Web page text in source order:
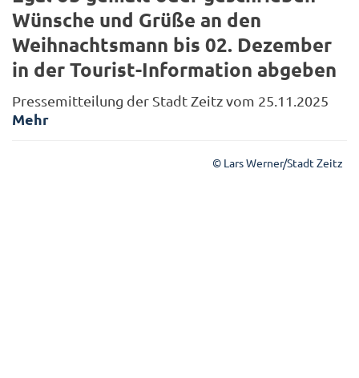
Wünsche und Grüße an den
Weihnachtsmann bis 02. Dezember
in der Tourist-Information abgeben
Pressemitteilung der Stadt Zeitz vom 25.11.2025
Mehr
© Lars Werner/Stadt Zeitz